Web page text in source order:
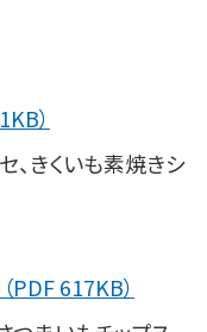
）
、きくいも素焼きシ
PDF 617KB）